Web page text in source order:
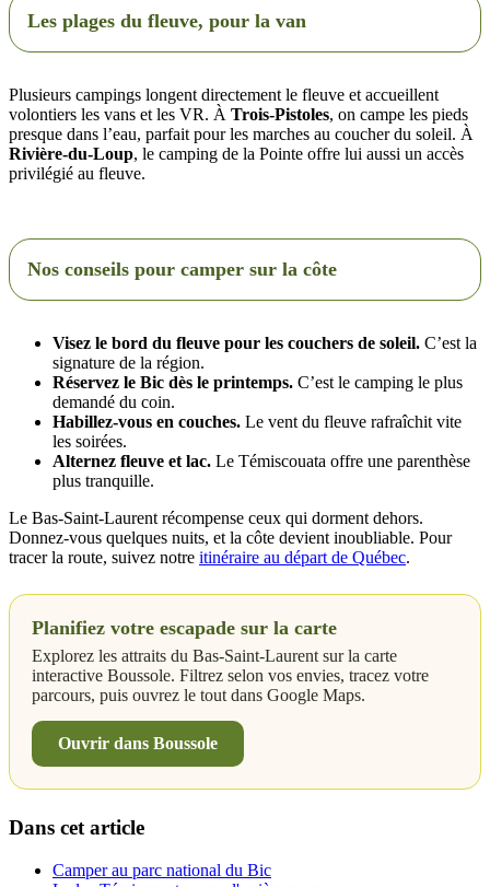
Les plages du fleuve, pour la van
Plusieurs campings longent directement le fleuve et accueillent
volontiers les vans et les VR. À Trois-Pistoles, on campe les pieds
presque dans l’eau, parfait pour les marches au coucher du soleil. À
Rivière-du-Loup, le camping de la Pointe offre lui aussi un accès
privilégié au fleuve.
Nos conseils pour camper sur la côte
Visez le bord du fleuve pour les couchers de soleil. C’est la
signature de la région.
Réservez le Bic dès le printemps. C’est le camping le plus
demandé du coin.
Habillez-vous en couches. Le vent du fleuve rafraîchit vite
les soirées.
Alternez fleuve et lac. Le Témiscouata offre une parenthèse
plus tranquille.
Le Bas-Saint-Laurent récompense ceux qui dorment dehors.
Donnez-vous quelques nuits, et la côte devient inoubliable. Pour
tracer la route, suivez notre itinéraire au départ de Québec.
Planifiez votre escapade sur la carte
Explorez les attraits du Bas-Saint-Laurent sur la carte
interactive Boussole. Filtrez selon vos envies, tracez votre
parcours, puis ouvrez le tout dans Google Maps.
Ouvrir dans Boussole
Dans cet article
Camper au parc national du Bic